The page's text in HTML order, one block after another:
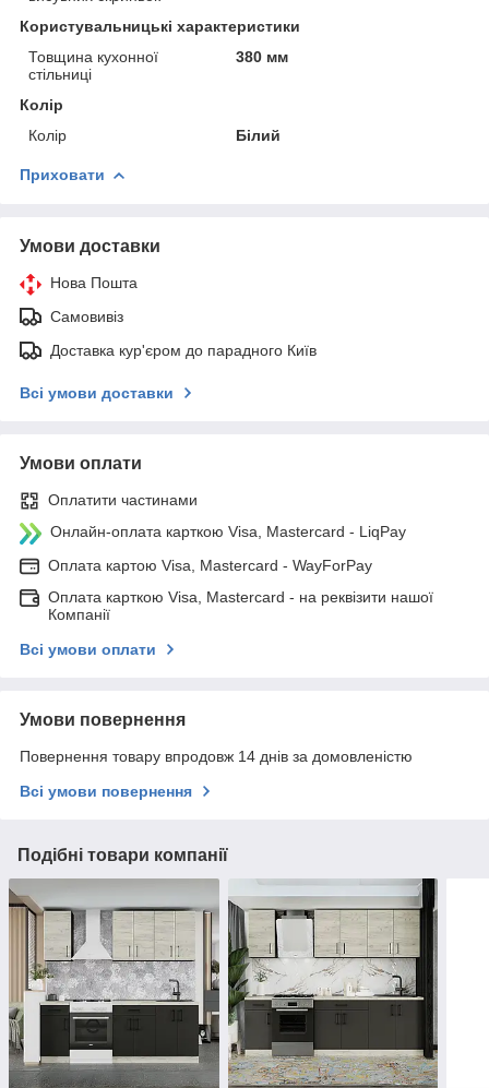
Користувальницькі характеристики
Товщина кухонної
стільниці
380 мм
Колір
Колір
Білий
Приховати
Умови доставки
Нова Пошта
Самовивіз
Доставка кур'єром до парадного Київ
Всі умови доставки
Умови оплати
Оплатити частинами
Онлайн-оплата карткою Visa, Mastercard - LiqPay
Оплата картою Visa, Mastercard - WayForPay
Оплата карткою Visa, Mastercard - на реквізити нашої
Компанії
Всі умови оплати
Умови повернення
Повернення товару впродовж 14 днів за домовленістю
Всі умови повернення
Подібні товари компанії